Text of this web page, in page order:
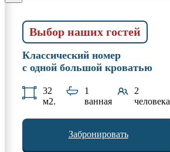
Выбор наших гостей
Классический номер
с одной большой кроватью
32
м2.
1
ванная
2
человека
Забронировать